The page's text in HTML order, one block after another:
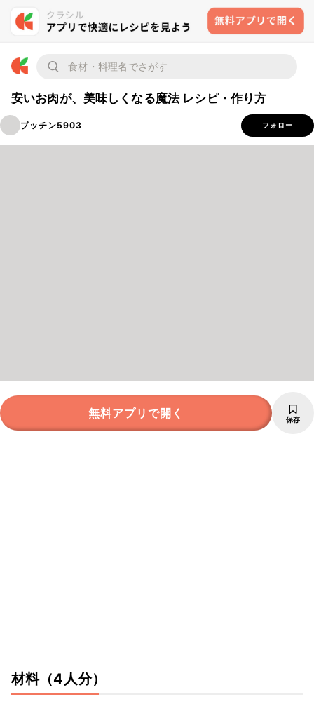
安いお肉が、美味しくなる魔法 レシピ・作り方
プッチン5903 フォロー
無料アプリで開く 保存
材料（4人分）